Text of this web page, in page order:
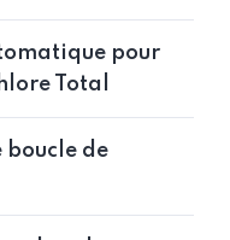
pour
Total
boucle de